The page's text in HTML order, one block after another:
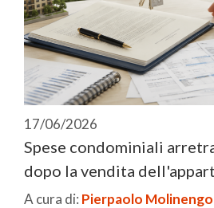
17/06/2026
Spese condominiali
dopo la vendita
A cura di: Pierpaolo Molinengo